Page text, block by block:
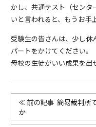
かし、共通テスト（センタ
いと言われると、もうお手
受験生の皆さんは、少し休
パートをかけてください。
母校の生徒がいい成果を出
簡易裁判所
か